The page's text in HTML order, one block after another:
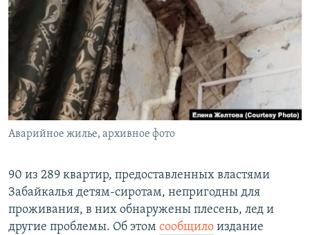
РАСПИСАНИЕ ВЕЩАНИЯ
ПОДПИШИТЕСЬ НА РАССЫЛКУ
СОЦИАЛЬНЫЕ СЕТИ
Все сайты РСЕ/РС
Аварийное жилье, архивное фото
90 из 289 квартир, предоставленных властями
Забайкалья детям-сиротам, непригодны для
проживания, в них обнаружены плесень, лед и
другие проблемы. Об этом сообщило издание